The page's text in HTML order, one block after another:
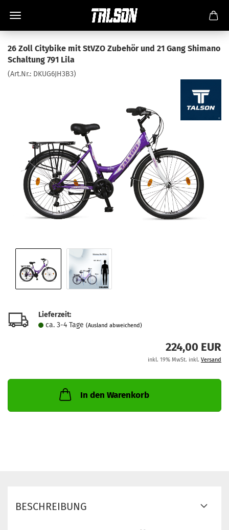
26 Zoll Citybike mit StVZO Zubehör und 21 Gang Shimano
Schaltung 791 Lila
(Art.Nr.: DKUG6JH3B3)
Lieferzeit:
ca. 3-4 Tage (Ausland abweichend)
224,00 EUR
inkl. 19% MwSt. inkl. Versand
In den Warenkorb
BESCHREIBUNG